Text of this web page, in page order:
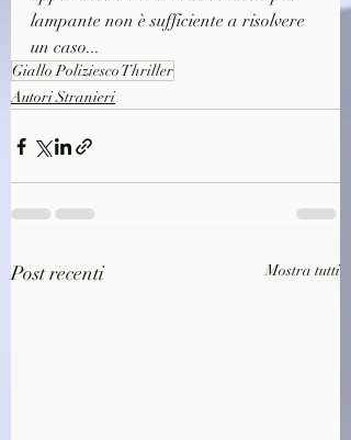
lampante non è sufficiente a risolvere
un caso...
Giallo Poliziesco Thriller
Autori Stranieri
Post recenti Mostra tutti